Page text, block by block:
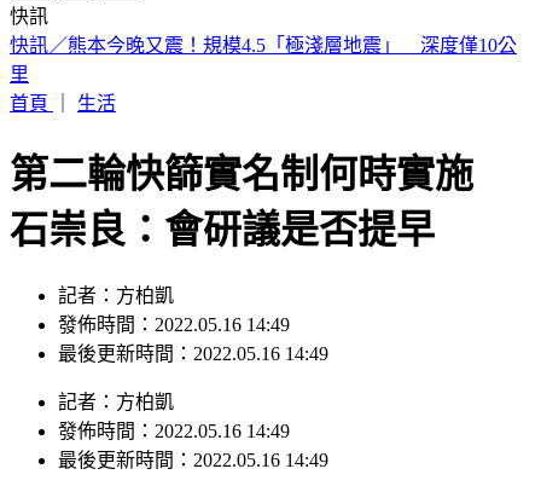
快訊
明知蘇丹紅超標4倍還賣 雲林黑心商稱「吃了不會怎樣」遭
判6月
首頁
生活
第二輪快篩實名制何時實施
石崇良：會研議是否提早
記者：方柏凱
發佈時間：2022.05.16 14:49
最後更新時間：2022.05.16 14:49
記者 ： 方柏凱
發佈時間： 2022.05.16 14:49
最後更新時間： 2022.05.16 14:49